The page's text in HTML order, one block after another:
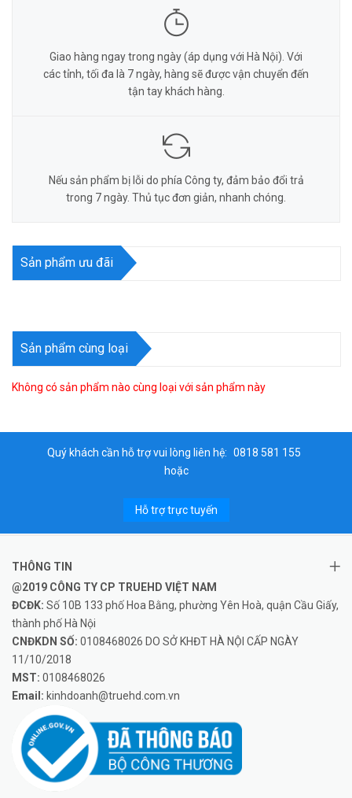
Giao hàng ngay trong ngày (áp dụng với Hà Nội). Với
các tỉnh, tối đa là 7 ngày, hàng sẽ được vận chuyển đến
tận tay khách hàng.
Nếu sản phẩm bị lỗi do phía Công ty, đảm bảo đổi trả
trong 7 ngày. Thủ tục đơn giản, nhanh chóng.
Sản phẩm ưu đãi
Sản phẩm cùng loại
Không có sản phẩm nào cùng loại với sản phẩm này
Quý khách cần hỗ trợ vui lòng liên hệ: 0818 581 155
hoặc
Hỗ trợ trực tuyến
THÔNG TIN
@2019 CÔNG TY CP TRUEHD VIỆT NAM
ĐCĐK: Số 10B 133 phố Hoa Bằng, phường Yên Hoà, quận Cầu Giấy,
thành phố Hà Nội
CNĐKDN SỐ: 0108468026 DO SỞ KHĐT HÀ NỘI CẤP NGÀY
11/10/2018
MST: 0108468026
Email: kinhdoanh@truehd.com.vn